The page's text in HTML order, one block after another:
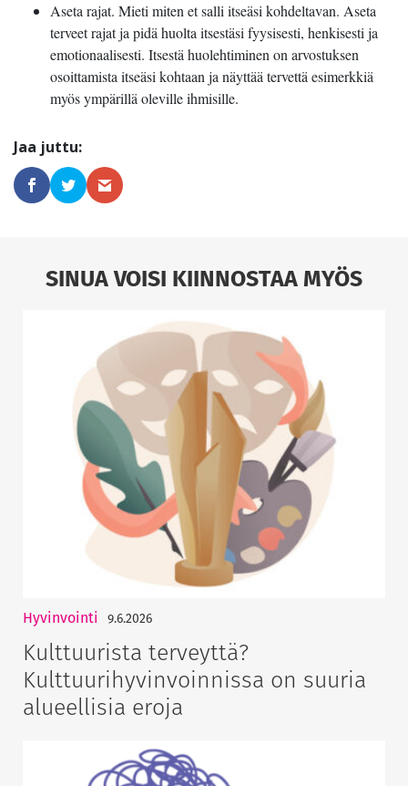
Aseta rajat. Mieti miten et salli itseäsi kohdeltavan. Aseta
terveet rajat ja pidä huolta itsestäsi fyysisesti, henkisesti ja
emotionaalisesti. Itsestä huolehtiminen on arvostuksen
osoittamista itseäsi kohtaan ja näyttää tervettä esimerkkiä
myös ympärillä oleville ihmisille.
SINUA VOISI KIINNOSTAA MYÖS
Hyvinvointi 9.6.2026
Kulttuurista terveyttä?
Kulttuurihyvinvoinnissa on suuria
alueellisia eroja